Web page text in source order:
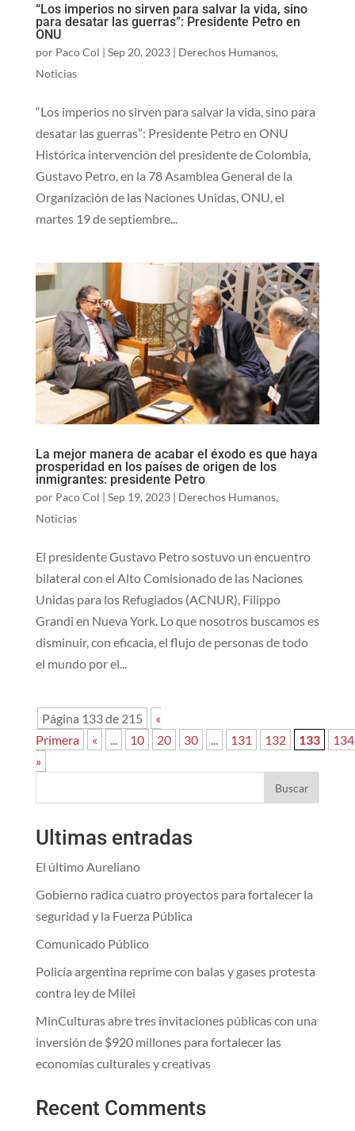
“Los imperios no sirven para salvar la vida, sino
para desatar las guerras”: Presidente Petro en
ONU
por Paco Col | Sep 20, 2023| Derechos Humanos,
Noticias
“Los imperios no sirven para salvar la vida, sino para
desatar las guerras”: Presidente Petro en ONU
Histórica intervención del presidente de Colombia,
Gustavo Petro, en la 78 Asamblea General de la
Organización de las Naciones Unidas, ONU, el
martes 19 de septiembre...
La mejor manera de acabar el éxodo es que haya
prosperidad en los países de origen de los
inmigrantes: presidente Petro
por Paco Col Sep 19, 2023| Derechos Humanos,
Noticias
El presidente Gustavo Petro sostuvo un encuentro
bilateral con el Alto Comisionado de las Naciones
Unidas para los Refugiados (ACNUR), Filippo
Grandi en Nueva York.​​ ​Lo que nosotros buscamos es
disminuir, con eficacia, el flujo de personas de todo
el mundo por el...
Página 133 de 215
«
Primera
« ... 10 20 30 ... 131 132 133
134
»
Buscar
Ultimas entradas
El último Aureliano
Gobierno radica cuatro proyectos para fortalecer la
seguridad y la Fuerza Pública
Comunicado Público
Policía argentina reprime con balas y gases protesta
contra ley de Milei
MinCulturas abre tres invitaciones públicas con una
inversión de $920 millones para fortalecer las
economías culturales y creativas
Recent Comments